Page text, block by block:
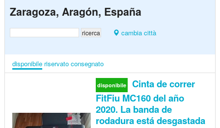
Zaragoza, Aragón, España
cambia città
disponibile riservato consegnato
disponibile
Cinta de correr
FitFiu MC160 del año
2020. La banda de
rodadura está desgastada